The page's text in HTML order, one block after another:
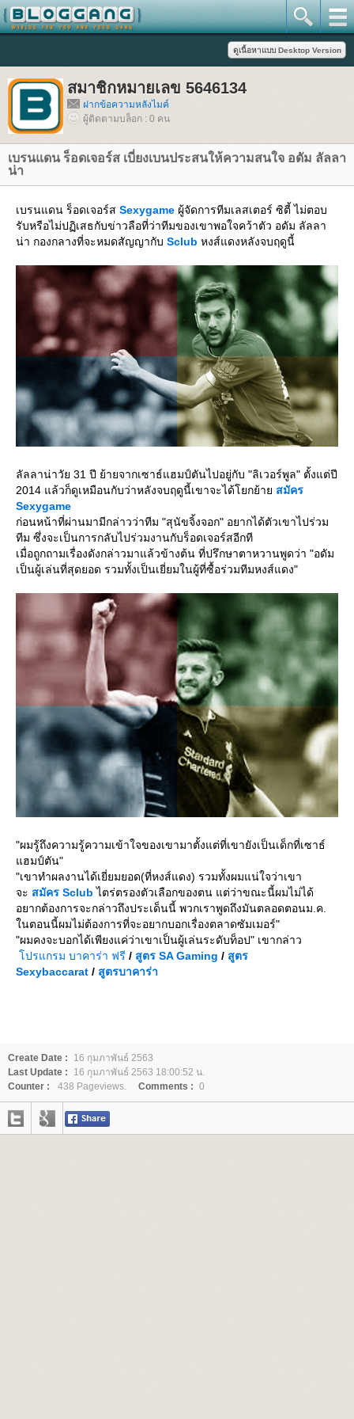
สมาชิกหมายเลข 5646134
ฝากข้อความหลังไมค์
ผู้ติดตามบล็อก : 0 คน
เบรนแดน ร็อดเจอร์ส เบี่ยงเบนประสนให้ความสนใจ อดัม ลัลลา
น่า
เบรนแดน ร็อดเจอร์ส Sexygame ผู้จัดการทีมเลสเตอร์ ซิตี้ ไม่ตอบ
รับหรือไม่ปฏิเสธกับข่าวลือที่ว่าทีมของเขาพอใจคว้าตัว อดัม ลัลลา
น่า กองกลางที่จะหมดสัญญากับ Sclub หงส์แดงหลังจบฤดูนี้
ลัลลาน่าวัย 31 ปี ย้ายจากเซาธ์แฮมป์ตันไปอยู่กับ "ลิเวอร์พูล" ตั้งแต่ปี
2014 แล้วก็ดูเหมือนกับว่าหลังจบฤดูนี้เขาจะได้โยกย้า สมัคร
Sexygame
ก่อนหน้าที่ผ่านมามีกล่าวว่าทีม "สุนัขจิ้งจอก" อยากได้ตัวเขาไปร่วม
ทีม ซึ่งจะเป็นการกลับไปร่วมงานกับร็อดเจอร์สอีกที
เมื่อถูกถามเรื่องดังกล่าวมาแล้วข้างต้น ที่ปรึกษาตาหวานพูดว่า "อดัม
เป็นผู้เล่นที่สุดยอด รวมทั้งเป็นเยี่ยมในผู้ที่ซื้อร่วมทีมหงส์แดง"
"ผมรู้ถึงความรู้ความเข้าใจของเขามาตั้งแต่ที่เขายังเป็นเด็กที่เซาธ์
ฮมป์ตัน"
"เขาทำผลงานได้เยี่ยมยอด(ที่หงส์แดง) รวมทั้งผมแน่ใจว่าเขา
จะ สมัคร Sclub ไตร่ตรองตัวเลือกของตน แต่ว่าขณะนี้ผมไม่ได้
อยากต้องการจะกล่าวถึงประเด็นนี้ พวกเราพูดถึงมันตลอดตอนม.ค.
นตอนนี้ผมไม่ต้องการที่จะอยากบอกเรื่องตลาดซัมเมอร์"
"ผมคงจะบอกได้เพียงแค่ว่าเขาเป็นผู้เล่นระดับท็อป" เขากล่าว
ปรแกรม บาคาร่า ฟรี / สูตร SA Gaming / สูตร
Sexybaccarat / สูตรบาคาร่า
Create Date :
16 กุมภาพันธ์ 2563
Last Update :
16 กุมภาพันธ์ 2563 18:00:52 น.
Counter :
438 Pageviews. Comments : 0